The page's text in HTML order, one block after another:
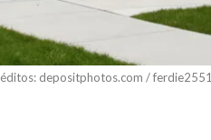
depositphotos.com / ferdie2551